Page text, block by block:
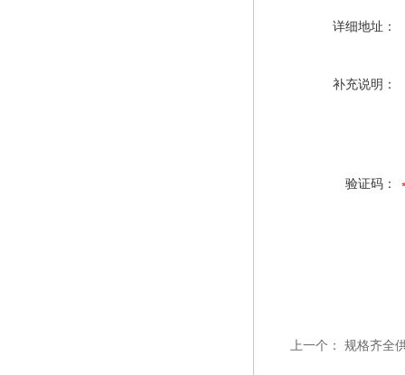
详细地址：
补充说明：
验证码：
上一个： 规格齐全